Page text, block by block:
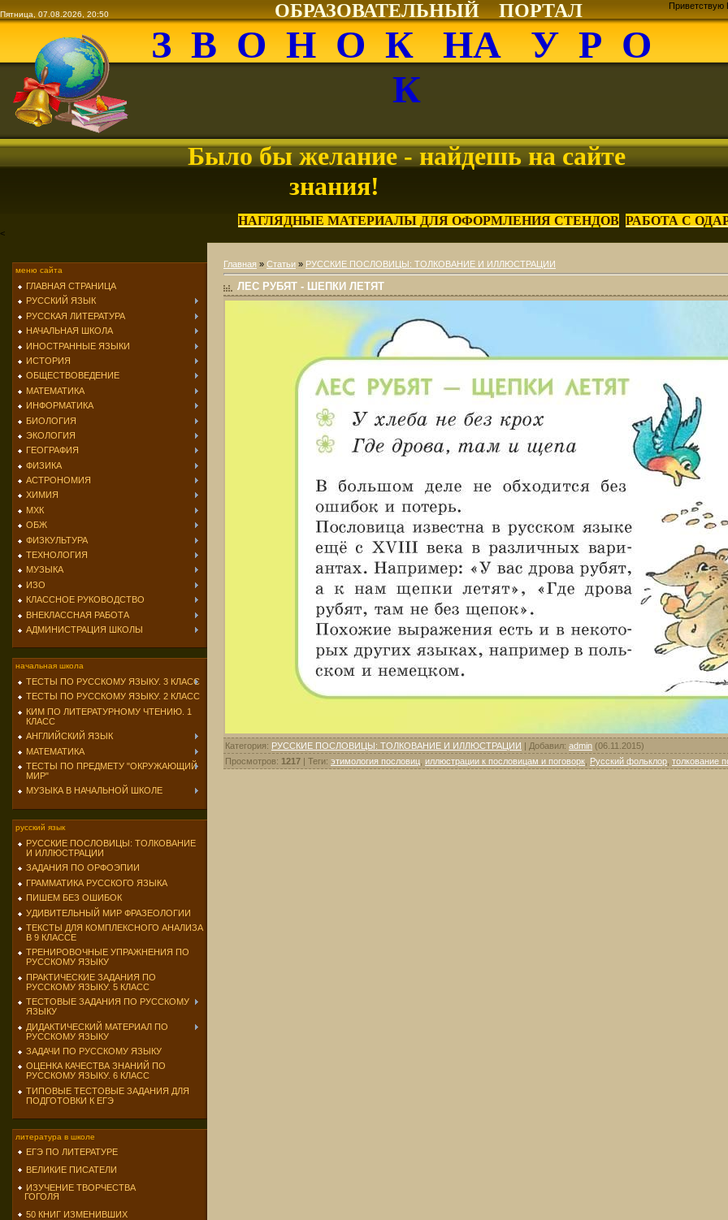
Пятница, 07.08.2026, 20:50 ОБРАЗОВАТЕЛЬНЫЙ ПОРТАЛ Приветствую
З В О Н О К НА У Р О
К
Было бы желание - найдешь на сайте
знания!
НАГЛЯДНЫЕ МАТЕРИАЛЫ ДЛЯ ОФОРМЛЕНИЯ СТЕНДОВ РАБОТА С
<
меню сайта
ГЛАВНАЯ СТРАНИЦА
РУССКИЙ ЯЗЫК
РУССКАЯ ЛИТЕРАТУРА
НАЧАЛЬНАЯ ШКОЛА
ИНОСТРАННЫЕ ЯЗЫКИ
ИСТОРИЯ
ОБЩЕСТВОВЕДЕНИЕ
МАТЕМАТИКА
ИНФОРМАТИКА
БИОЛОГИЯ
ЭКОЛОГИЯ
ГЕОГРАФИЯ
ФИЗИКА
АСТРОНОМИЯ
ХИМИЯ
МХК
ОБЖ
ФИЗКУЛЬТУРА
ТЕХНОЛОГИЯ
МУЗЫКА
ИЗО
КЛАССНОЕ РУКОВОДСТВО
ВНЕКЛАССНАЯ РАБОТА
АДМИНИСТРАЦИЯ ШКОЛЫ
начальная школа
ТЕСТЫ ПО РУССКОМУ ЯЗЫКУ. 3 КЛАСС
ТЕСТЫ ПО РУССКОМУ ЯЗЫКУ. 2 КЛАСС
КИМ ПО ЛИТЕРАТУРНОМУ ЧТЕНИЮ. 1
КЛАСС
АНГЛИЙСКИЙ ЯЗЫК
МАТЕМАТИКА
ТЕСТЫ ПО ПРЕДМЕТУ "ОКРУЖАЮЩИЙ
МИР"
МУЗЫКА В НАЧАЛЬНОЙ ШКОЛЕ
русский язык
РУССКИЕ ПОСЛОВИЦЫ: ТОЛКОВАНИЕ
И ИЛЛЮСТРАЦИИ
ЗАДАНИЯ ПО ОРФОЭПИИ
ГРАММАТИКА РУССКОГО ЯЗЫКА
ПИШЕМ БЕЗ ОШИБОК
УДИВИТЕЛЬНЫЙ МИР ФРАЗЕОЛОГИИ
ТЕКСТЫ ДЛЯ КОМПЛЕКСНОГО АНАЛИЗА
В 9 КЛАССЕ
ТРЕНИРОВОЧНЫЕ УПРАЖНЕНИЯ ПО
РУССКОМУ ЯЗЫКУ
ПРАКТИЧЕСКИЕ ЗАДАНИЯ ПО
РУССКОМУ ЯЗЫКУ. 5 КЛАСС
ТЕСТОВЫЕ ЗАДАНИЯ ПО РУССКОМУ
ЯЗЫКУ
ДИДАКТИЧЕСКИЙ МАТЕРИАЛ ПО
РУССКОМУ ЯЗЫКУ
ЗАДАЧИ ПО РУССКОМУ ЯЗЫКУ
ОЦЕНКА КАЧЕСТВА ЗНАНИЙ ПО
РУССКОМУ ЯЗЫКУ. 6 КЛАСС
ТИПОВЫЕ ТЕСТОВЫЕ ЗАДАНИЯ ДЛЯ
ПОДГОТОВКИ К ЕГЭ
литература в школе
ЕГЭ ПО ЛИТЕРАТУРЕ
ВЕЛИКИЕ ПИСАТЕЛИ
ИЗУЧЕНИЕ ТВОРЧЕСТВА
ГОГОЛЯ
50 КНИГ ИЗМЕНИВШИХ
Главная » Статьи » РУССКИЕ ПОСЛОВИЦЫ: ТОЛКОВАНИЕ И ИЛЛЮСТРАЦИИ
ЛЕС РУБЯТ - ШЕПКИ ЛЕТЯТ
Категория: РУССКИЕ ПОСЛОВИЦЫ: ТОЛКОВАНИЕ И ИЛЛЮСТРАЦИИ | Добавил: admin (06.11.2015)
Просмотров: 1217 | Теги: этимология пословиц иллюстрации к пословицам и поговорк Русский фольклор толкование